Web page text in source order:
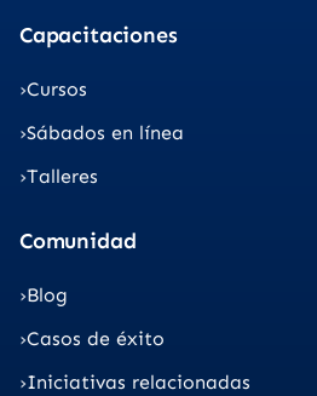
Capacitaciones
Cursos
Sábados en línea
Talleres
Comunidad
Blog
Casos de éxito
Iniciativas relacionadas